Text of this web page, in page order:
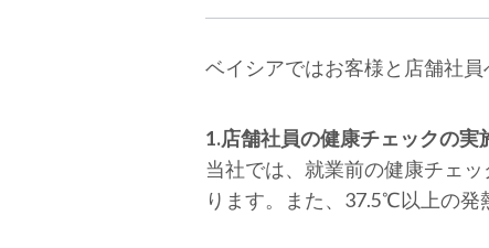
ベイシアではお客様と店舗社
1.店舗社員の健康チェックの実
当社では、就業前の健康チェ
ります。また、37.5℃以上の発